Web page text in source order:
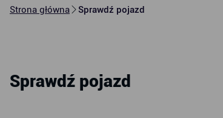
Strona główna Sprawdź pojazd
Sprawdź pojazd